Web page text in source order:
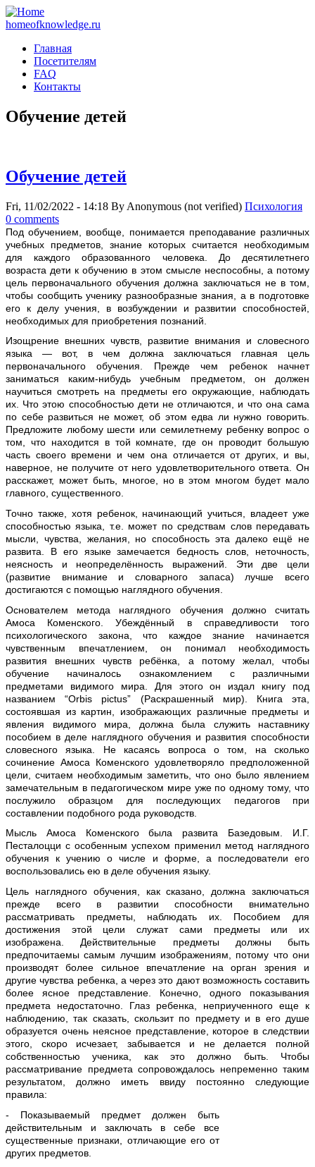
homeofknowledge.ru
Главная
Посетителям
FAQ
Контакты
Обучение детей
Обучение детей
Fri, 11/02/2022 - 14:18 By Anonymous (not verified) Психология
0 comments
Под обучeниeм, вообще, понимается преподавание различных
учебных предметов, знание которых считается необходимым
для каждого образованного человека. До десятилетнего
возраста дети к обучению в этом смысле неспособны, а потому
цель первоначального обучения должна заключаться не в том,
чтобы сообщить ученику разнообразные знания, а в подготовке
его к делу учения, в возбуждении и развитии способностей,
необходимых для приобретения познаний.
Изощрение внешних чувств, развитие внимания и словесного
языка — вот, в чем должна заключаться главная цель
первоначального обучения. Прежде чем ребенок начнет
заниматься каким-нибудь учебным предметом, он должен
научиться смотреть на предметы его окружающие, наблюдать
их. Что этою способностью дети не отличаются, и что она сама
по себе развиться не может, об этом едва ли нужно говорить.
Предложите любому шести или семилетнему ребенку вопрос о
том, что находится в той комнате, где он проводит большую
часть своего времени и чем она отличается от других, и вы,
наверное, не получите от него удовлетворительного ответа. Он
расскажет, может быть, многое, но в этом многом будет мало
главного, существенного.
Точно также, хотя ребенок, начинающий учиться, владеет уже
способностью языка, т.е. может по средствам слов передавать
мысли, чувства, желания, но способность эта далеко ещё не
развита. В его языке замечается бедность слов, неточность,
неясность и неопределённость выражений. Эти две цели
(развитие внимание и словарного запаса) лучше всего
достигаются с помощью наглядного обучения.
Основателем метода наглядного обучения должно считать
Амоса Коменского. Убеждённый в справедливости того
психологического закона, что каждое знание начинается
чувственным впечатлением, он понимал необходимость
развития внешних чувств ребёнка, а потому желал, чтобы
обучение начиналось ознакомлением с различными
предметами видимого мира. Для этого он издал книгу под
названием “Orbis pictus” (Раскрашенный мир). Книга эта,
состоявшая из картин, изображающих различные предметы и
явления видимого мира, должна была служить наставнику
пособием в деле наглядного обучения и развития способности
словесного языка. Не касаясь вопроса о том, на сколько
сочинение Амоса Коменского удовлетворяло предположенной
цели, считаем необходимым заметить, что оно было явлением
замечательным в педагогическом мире уже по одному тому, что
послужило образцом для последующих педагогов при
составлении подобного рода руководств.
Мысль Амоса Коменского была развита Базедовым. И.Г.
Песталоцци с особенным успехом применил метод наглядного
обучения к учению о числе и форме, a последователи его
воспользовались ею в деле обучения языку.
Цель наглядного обучения, как сказано, должна заключаться
прежде всего в развитии способности внимательно
рассматривать предметы, наблюдать их. Пособием для
достижения этой цели служат сами предметы или их
изображена. Действительные предметы должны быть
предпочитаемы самым лучшим изображениям, потому что они
производят более сильное впечатление на орган зрения и
другие чувства ребенка, а через это дают возможность составить
более ясное представление. Конечно, одного показывания
предмета недостаточно. Глаз ребенка, неприученного еще к
наблюдению, так сказать, скользит по предмету и в его душе
образуется очень неясное представление, которое в следствии
этого, скоро исчезает, забывается и не делается полной
собственностью ученика, как это должно быть. Чтобы
рассматривание предмета сопровождалось непременно таким
результатом, должно иметь ввиду постоянно следующие
правила:
- Показываемый предмет должен быть
действительным и заключать в себе все
существенные признаки, отличающие его от
других предметов.